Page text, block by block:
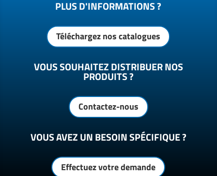
PLUS D'INFORMATIONS ?
Téléchargez nos catalogues
VOUS SOUHAITEZ DISTRIBUER NOS
PRODUITS ?
Contactez-nous
VOUS AVEZ UN BESOIN SPÉCIFIQUE ?
Effectuez votre demande